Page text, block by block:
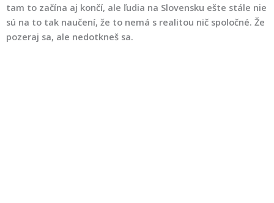
tam to začína aj končí, ale ľudia na Slovensku ešte stále nie
sú na to tak naučení, že to nemá s realitou nič spoločné. Že
pozeraj sa, ale nedotkneš sa.